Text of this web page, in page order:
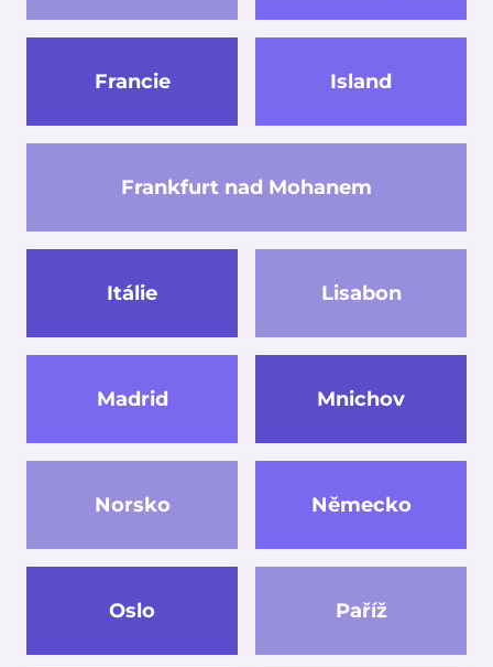
Francie
Frankfurt nad Mohanem
Island
Itálie Lisabon
Madrid Mnichov
Norsko Německo
Oslo Paříž